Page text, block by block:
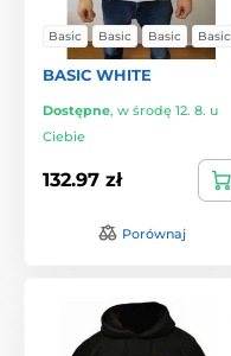
Basic Basic Basic Basic
BASIC WHITE
Dostępne, w środę 12. 8. u
Ciebie
132.97 zł
Porównaj